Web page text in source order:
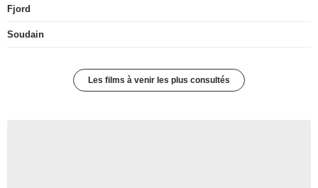
Fjord
Soudain
Les films à venir les plus consultés